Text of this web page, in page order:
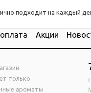
подходит на каждый
Акции
только
ароматы